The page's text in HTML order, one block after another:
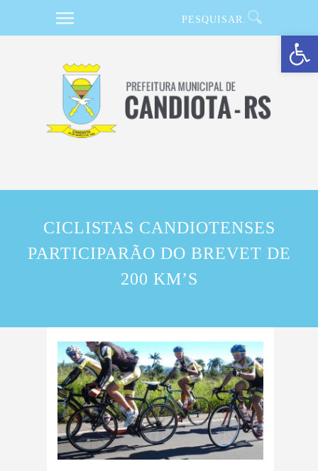
Barra de Ferramentas Aberta
CICLISTAS CANDIOTENSES
PARTICIPARÃO DO BREVET DE
200 KM’S